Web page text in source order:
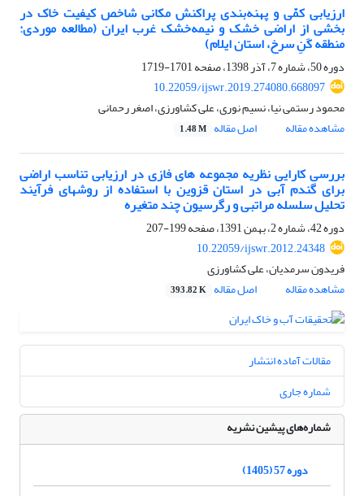
ارزیابی کمّی و پهنه‌بندی پراکنش مکانی شاخص کیفیت خاک در
بخشی از اراضی خشک و نیمه‌خشک غرب ایران (مطالعه موردی:
منطقه کَنِ ‌سرخ، استان ایلام)
دوره 50، شماره 7، آذر 1398، صفحه
1701-1719
10.22059/ijswr.2019.274080.668097
محمود رستمی نیا، نسیم نوری، علی کشاورزی، اصغر رحمانی
مشاهده مقاله
اصل مقاله 1.48 M
بررسی کارایی نظریه مجموعه های فازی در ارزیابی تناسب اراضی
برای گندم آبی در استان قزوین با استفاده از روشهای فرآیند
تحلیل سلسله مراتبی و رگرسیون چند متغیره
دوره 42، شماره 2، بهمن 1391، صفحه
199-207
10.22059/ijswr.2012.24348
فریدون سرمدیان، علی کشاورزی
مشاهده مقاله
اصل مقاله 393.82 K
مقالات آماده انتشار
شماره جاری
شماره‌های پیشین نشریه
دوره 57 (1405)